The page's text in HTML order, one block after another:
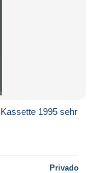
1995 sehr
Privado